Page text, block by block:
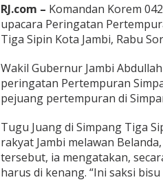
r
a
n
S
m
p
a
n
T
g
a
S
RJ.com – Komandan Korem
upacara Peringatan
Tiga Sipin Kota Jambi, Rabu
Wakil Gubernur Jambi
peringatan Pertempuran
pejuang pertempuran di
Tugu Juang di Simpang Tiga
rakyat Jambi melawan
tersebut, ia mengatakan,
harus di kenang. “Ini saksi